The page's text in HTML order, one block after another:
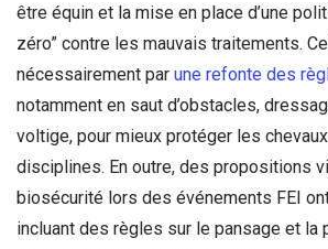
être équin et la mise en place d’une
zéro” contre les mauvais traitements.
nécessairement par une refonte des
notamment en saut d’obstacles,
voltige, pour mieux protéger les
disciplines. En outre, des propositions
biosécurité lors des événements FEI
incluant des règles sur le pansage et la